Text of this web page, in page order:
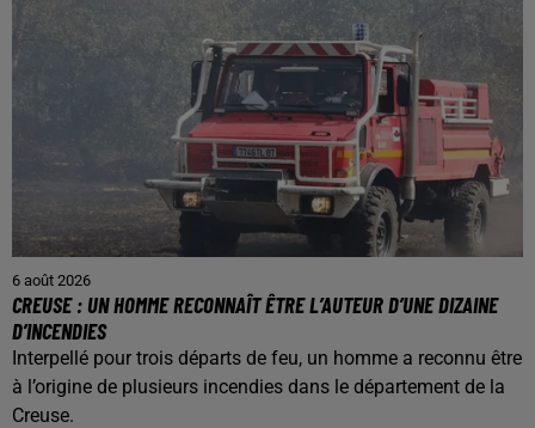
6 août 2026
CREUSE : UN HOMME RECONNAÎT ÊTRE L’AUTEUR D’UNE DIZAINE
D’INCENDIES
Interpellé pour trois départs de feu, un homme a reconnu être
à l’origine de plusieurs incendies dans le département de la
Creuse.